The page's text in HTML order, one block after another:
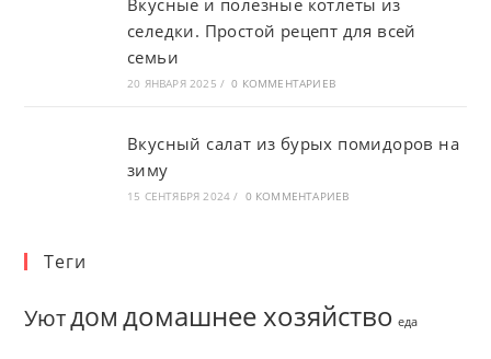
Вкусные и полезные котлеты из
селедки. Простой рецепт для всей
семьи
20 ЯНВАРЯ 2025 / 0 КОММЕНТАРИЕВ
Вкусный салат из бурых помидоров на
зиму
15 СЕНТЯБРЯ 2024 / 0 КОММЕНТАРИЕВ
Теги
Уютдом домашнее хозяйство еда